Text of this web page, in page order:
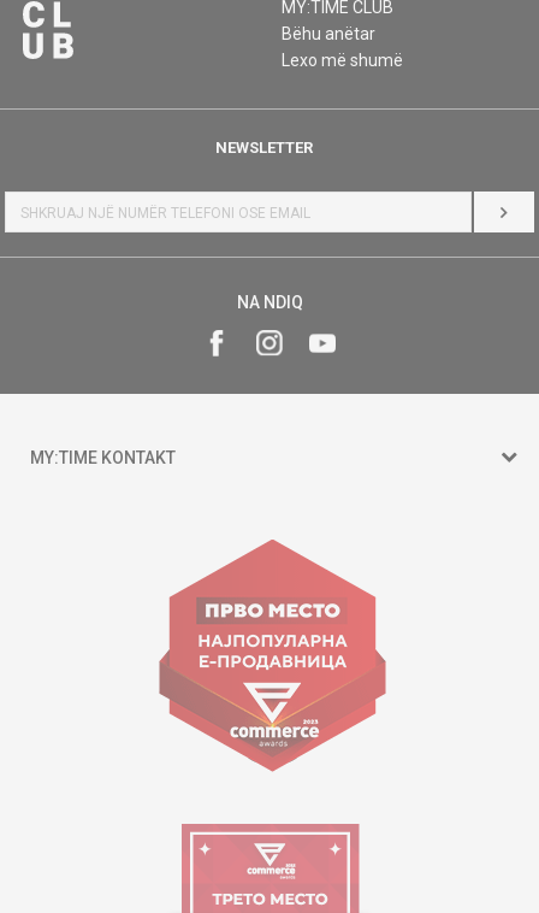
MY:TIME CLUB
Bëhu anëtar
Lexo më shumë
NEWSLETTER
HYR
NA NDIQ
MY:TIME KONTAKT
Goce Nikolovski 74 Shkup
contact@mytime.mk
Orari i punës:
09:00 - 17:00